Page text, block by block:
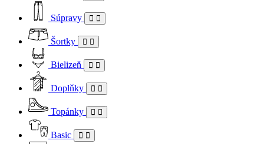
Súpravy
Šortky
Bielizeň
Doplňky
Topánky
Basic